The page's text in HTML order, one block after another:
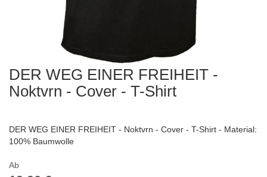
DER WEG EINER FREIHEIT -
Noktvrn - Cover - T-Shirt
DER WEG EINER FREIHEIT - Noktvrn - Cover - T-Shirt - Material:
100% Baumwolle
Ab
Zum
Anfang
der